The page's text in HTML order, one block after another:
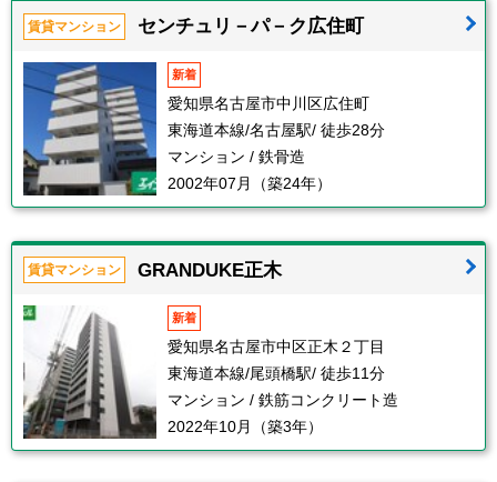
賃貸マンション センチュリ－パ－ク広住町
新着
愛知県名古屋市中川区広住町
東海道本線/名古屋駅/ 徒歩28分
マンション / 鉄骨造
2002年07月（築24年）
賃貸マンション GRANDUKE正木
新着
愛知県名古屋市中区正木２丁目
東海道本線/尾頭橋駅/ 徒歩11分
マンション / 鉄筋コンクリート造
2022年10月（築3年）